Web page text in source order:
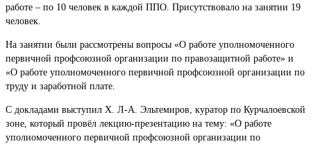
работе – по 10 человек в каждой ППО. Присутствовало на занятии 19
человек.
На занятии были рассмотрены вопросы «О работе уполномоченного
первичной профсоюзной организации по правозащитной работе» и
«О работе уполномоченного первичной профсоюзной организации по
труду и заработной плате.
С докладами выступил Х. Л-А. Эльтемиров, куратор по Курчалоевской
зоне, который провёл лекцию-презентацию на тему: «О работе
уполномоченного первичной профсоюзной организации по